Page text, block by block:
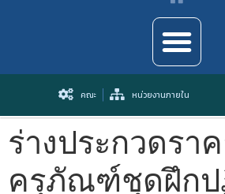
คณะ หน่วยงานภายใน
ร่างประกวดรา
ครุภัณฑ์ชุดฝึกป